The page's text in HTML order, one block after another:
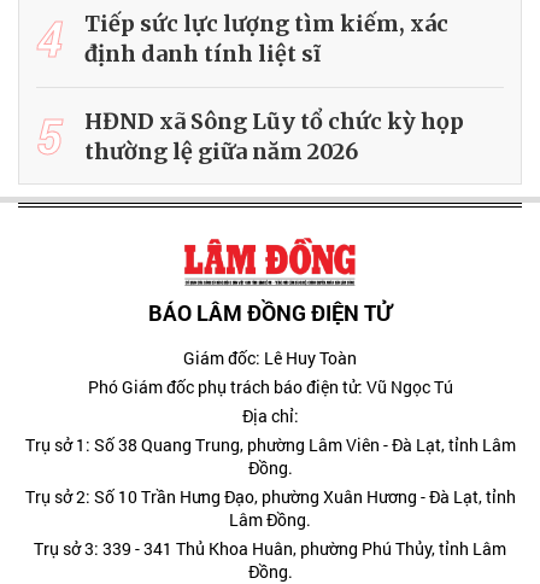
4
Tiếp sức lực lượng tìm kiếm, xác
định danh tính liệt sĩ
5
HĐND xã Sông Lũy tổ chức kỳ họp
thường lệ giữa năm 2026
BÁO LÂM ĐỒNG ĐIỆN TỬ
Giám đốc: Lê Huy Toàn
Phó Giám đốc phụ trách báo điện tử: Vũ Ngọc Tú
Địa chỉ:
Trụ sở 1: Số 38 Quang Trung, phường Lâm Viên - Đà Lạt, tỉnh Lâm
Đồng.
Trụ sở 2: Số 10 Trần Hưng Đạo, phường Xuân Hương - Đà Lạt, tỉnh
Lâm Đồng.
Trụ sở 3: 339 - 341 Thủ Khoa Huân, phường Phú Thủy, tỉnh Lâm
Đồng.